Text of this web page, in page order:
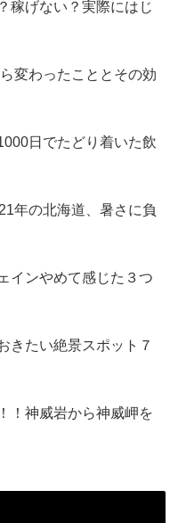
稼げない？実際にはじ
変わったこととその効
日でたどり着いた飲
年の北海道、暑さに負
インやめて感じた３つ
きたい絶景スポット７
！神威岩から神威岬を